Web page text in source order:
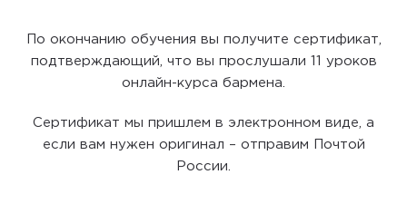
По окончанию обучения вы получите сертификат,
подтверждающий, что вы прослушали 11 уроков
онлайн-курса бармена.
Сертификат мы пришлем в электронном виде, а
если вам нужен оригинал – отправим Почтой
России.